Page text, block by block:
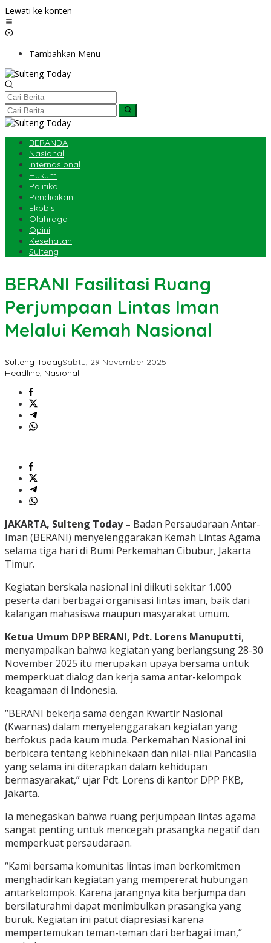
Lewati ke konten
Tambahkan Menu
BERANDA
Nasional
Internasional
Hukum
Politika
Pendidikan
Ekobis
Olahraga
Opini
Kesehatan
Sulteng
BERANI Fasilitasi Ruang
Perjumpaan Lintas Iman
Melalui Kemah Nasional
Sulteng TodaySabtu, 29 November 2025
Headline, Nasional
JAKARTA, Sulteng Today – Badan Persaudaraan Antar-
Iman (BERANI) menyelenggarakan Kemah Lintas Agama
selama tiga hari di Bumi Perkemahan Cibubur, Jakarta
Timur.
Kegiatan berskala nasional ini diikuti sekitar 1.000
peserta dari berbagai organisasi lintas iman, baik dari
kalangan mahasiswa maupun masyarakat umum.
Ketua Umum DPP BERANI, Pdt. Lorens Manuputti,
menyampaikan bahwa kegiatan yang berlangsung 28-30
November 2025 itu merupakan upaya bersama untuk
memperkuat dialog dan kerja sama antar-kelompok
keagamaan di Indonesia.
“BERANI bekerja sama dengan Kwartir Nasional
(Kwarnas) dalam menyelenggarakan kegiatan yang
berfokus pada kaum muda. Perkemahan Nasional ini
berbicara tentang kebhinekaan dan nilai-nilai Pancasila
yang selama ini diterapkan dalam kehidupan
bermasyarakat,” ujar Pdt. Lorens di kantor DPP PKB,
Jakarta.
Ia menegaskan bahwa ruang perjumpaan lintas agama
sangat penting untuk mencegah prasangka negatif dan
memperkuat persaudaraan.
“Kami bersama komunitas lintas iman berkomitmen
menghadirkan kegiatan yang mempererat hubungan
antarkelompok. Karena jarangnya kita berjumpa dan
bersilaturahmi dapat menimbulkan prasangka yang
buruk. Kegiatan ini patut diapresiasi karena
mempertemukan teman-teman dari berbagai iman,”